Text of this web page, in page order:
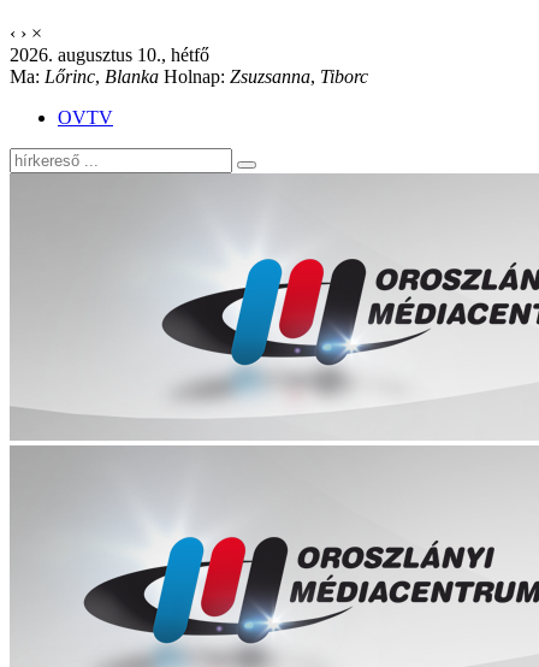
‹ › ×
2026. augusztus 10., hétfő
Ma: Lőrinc, Blanka Holnap: Zsuzsanna, Tiborc
OVTV